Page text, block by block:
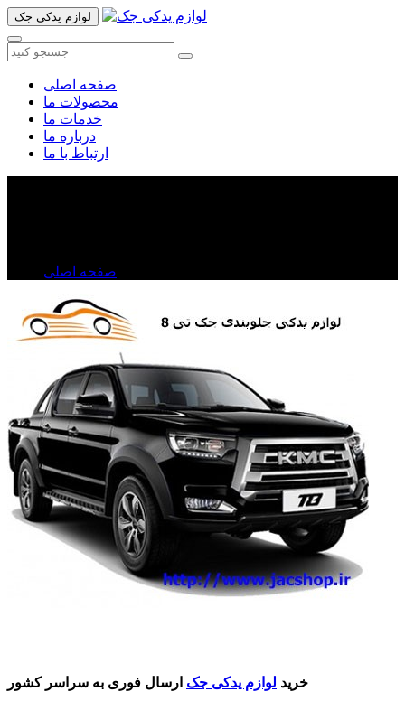
لوازم یدکی جک
صفحه اصلی
محصولات ما
خدمات ما
درباره ما
ارتباط با ما
صفحه اصلی
خرید لوازم یدکی جک ارسال فوری به سراسر کشور